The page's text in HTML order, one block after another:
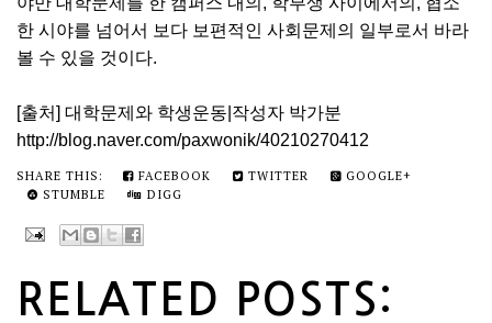
한 시야를 넘어서 보다 보편적인 사회문제의 일부로서 바라
볼 수 있을 것이다.
[출처] 대학문제와 학생운동|작성자 박가분
http://blog.naver.com/paxwonik/40210270412
SHARE THIS: FACEBOOK TWITTER
GOOGLE+
STUMBLE
DIGG
RELATED POSTS: